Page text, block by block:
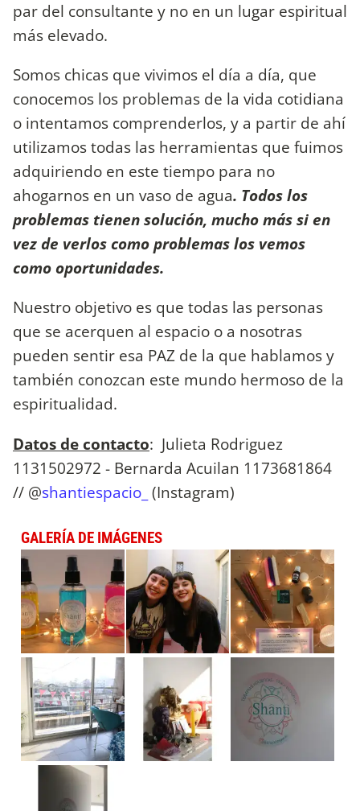
par del consultante y no en un lugar espiritual
más elevado.
Somos chicas que vivimos el día a día, que
conocemos los problemas de la vida cotidiana
o intentamos comprenderlos, y a partir de ahí
utilizamos todas las herramientas que fuimos
adquiriendo en este tiempo para no
ahogarnos en un vaso de agua. Todos los
problemas tienen solución, mucho más si en
vez de verlos como problemas los vemos
como oportunidades.
Nuestro objetivo es que todas las personas
que se acerquen al espacio o a nosotras
pueden sentir esa PAZ de la que hablamos y
también conozcan este mundo hermoso de la
espiritualidad.
Datos de contacto: Julieta Rodriguez
1131502972 - Bernarda Acuilan 1173681864
// @shantiespacio_ (Instagram)
GALERÍA DE IMÁGENES